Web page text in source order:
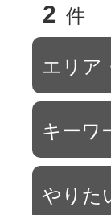
2 件
エリア
キーワ
やりた